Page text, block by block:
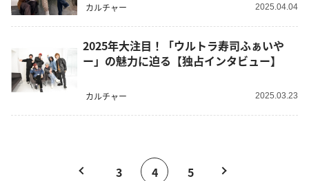
カルチャー 2025.04.04
2025年大注目！「ウルトラ寿司ふぁいや
ー」の魅力に迫る【独占インタビュー】
カルチャー 2025.03.23
3 4 5